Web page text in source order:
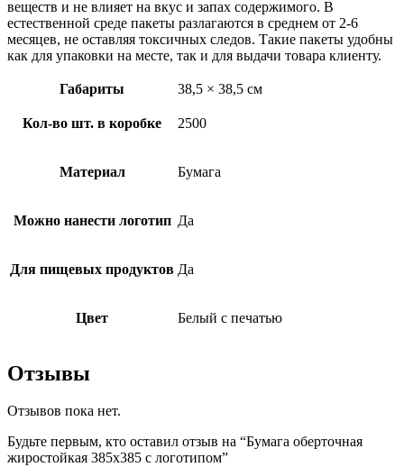
веществ и не влияет на вкус и запах содержимого. В
естественной среде пакеты разлагаются в среднем от 2-6
месяцев, не оставляя токсичных следов. Такие пакеты удобны
как для упаковки на месте, так и для выдачи товара клиенту.
Габариты 38,5 × 38,5 см
Кол-во шт. в коробке 2500
Материал Бумага
Можно нанести логотип Да
Для пищевых продуктов Да
Цвет Белый с печатью
Отзывы
Отзывов пока нет.
Будьте первым, кто оставил отзыв на “Бумага оберточная
жиростойкая 385х385 с логотипом”